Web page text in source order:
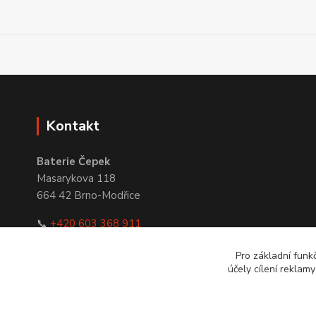
Kontakt
Baterie Čepek
Masarykova 118
664 42 Brno-Modřice
📞+420 603 368 911
Pro základní
účely cílení